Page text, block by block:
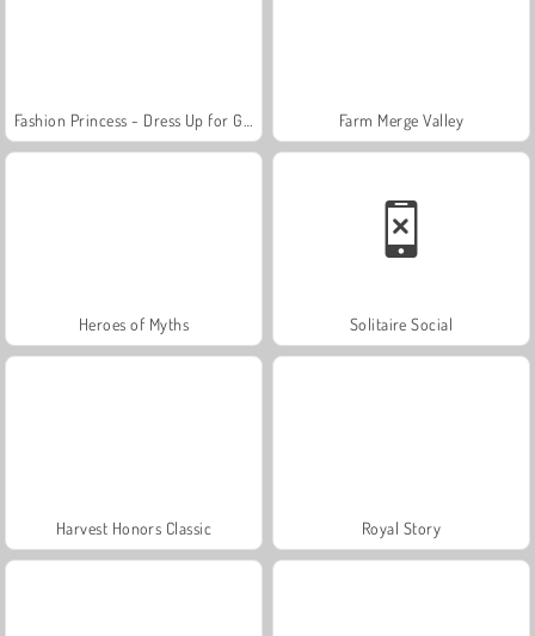
Farm Merge Valley
Heroes of Myths Solitaire Social
Harvest Honors Classic Royal Story